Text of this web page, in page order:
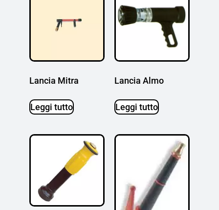
Lancia Mitra
Leggi tutto
Lancia Almo
Leggi tutto